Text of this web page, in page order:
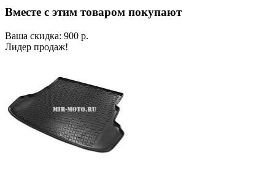
Вместе с этим товаром покупают
Ваша скидка: 900 р.
Лидер продаж!